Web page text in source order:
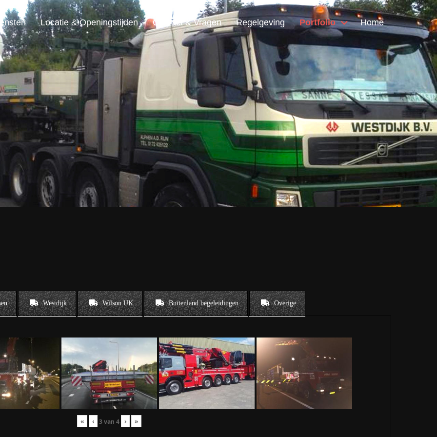
Locatie & Openingstijden Contact & Vragen Regelgeving Portfolio Home
Westdijk Wilson UK Buitenland begeleidingen Overige
« ‹ 3van 4 › »